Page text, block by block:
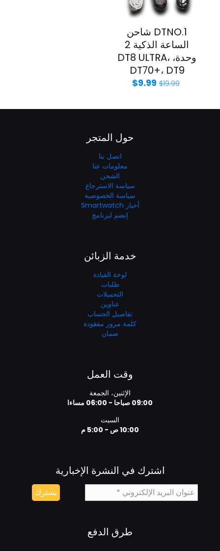
DTNO.1 شاحن
الساعة الذكية 2
وحدة، DT8 ULTRA،
DT70+، DT9
$19.99
$9.99
حول المتجر
اتصل بنا
معلومات عنا
الشحن
سياسة الاسترجاع
سياسة الخصوصية
أخبار Smartwatch
إنضم لبرنامج
خدمة الزبائن
لوحة القيادة
طلبات
التحميلات
عناوين
تفاصيل الحساب
كلمة مرور مفقودة
ضمان
وقت العمل
الإثنين، الجمعة
09:00 صباحا - 06:00 مساءا
السبت
10:00 ص - 5:00 م
اشترك في النشرة الإخبارية
طرق الدفع